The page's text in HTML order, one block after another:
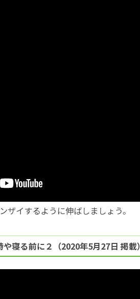
ザイするように伸ばしましょう。
寝る前に２（2020年5月27日 掲載）